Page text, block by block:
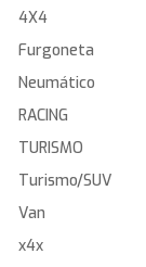
4X4
Furgoneta
Neumático
RACING
TURISMO
Turismo/SUV
Van
x4x